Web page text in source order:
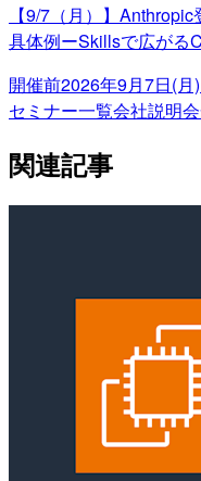
【9/7（月）】
具体例ーSkillsで広がる
開催前2026年9月7日(月
セミナー一覧会社説明
関連記事